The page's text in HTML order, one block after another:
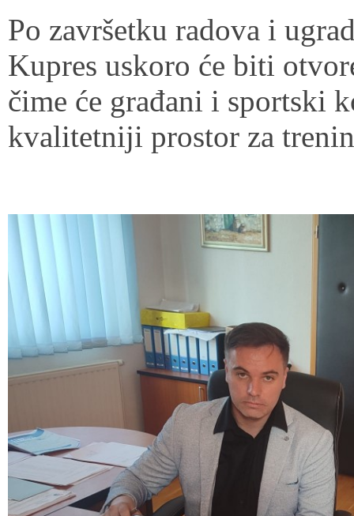
Po završetku radova i
Kupres uskoro će biti
čime će građani i sportski
kvalitetniji prostor za